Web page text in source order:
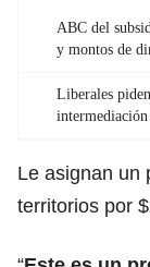
ABC del
y montos de
Liberales
Le asignan un
territorios por